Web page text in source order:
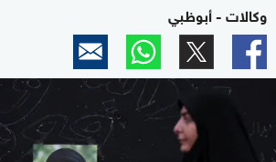
وكالات - أبوظبي